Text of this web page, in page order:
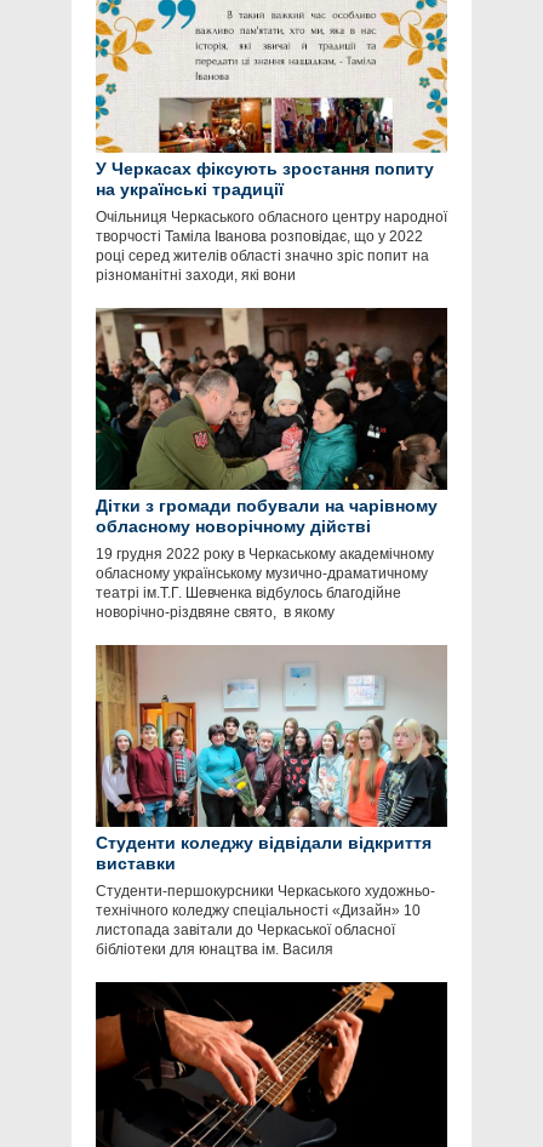
У Черкасах фіксують зростання попиту
на українські традиції
Очільниця Черкаського обласного центру народної
творчості Таміла Іванова розповідає, що у 2022
році серед жителів області значно зріс попит на
різноманітні заходи, які вони
Дітки з громади побували на чарівному
обласному новорічному дійстві
19 грудня 2022 року в Черкаському академічному
обласному українському музично-драматичному
театрі ім.Т.Г. Шевченка відбулось благодійне
новорічно-різдвяне свято, в якому
Студенти коледжу відвідали відкриття
виставки
Студенти-першокурсники Черкаського художньо-
технічного коледжу спеціальності «Дизайн» 10
листопада завітали до Черкаської обласної
бібліотеки для юнацтва ім. Василя